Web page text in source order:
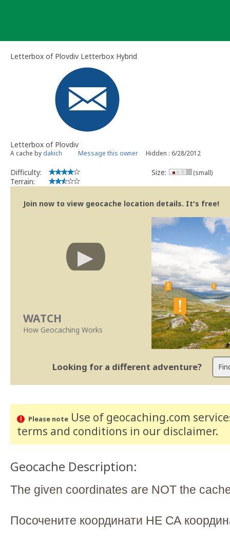
Letterbox of Plovdiv Letterbox Hybrid
Letterbox of Plovdiv
A cache by dakich Message this owner Hidden : 6/28/2012
Difficulty:
Terrain:
Size: (small)
Join now to view geocache location details. It's free!
WATCH
How Geocaching Works
Looking for a different adventure?
Please noteUse of geocaching.com
terms and conditions in our disclaimer.
Geocache Description:
The given coordinates are NOT the
Посочените координати НЕ СА